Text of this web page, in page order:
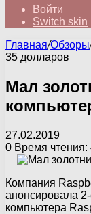
Войти
Switch skin
Главная/Обзоры
35 долларов
Мал
27.02.2019
0 Время чтения:
Компания
анонсировала
компьютера